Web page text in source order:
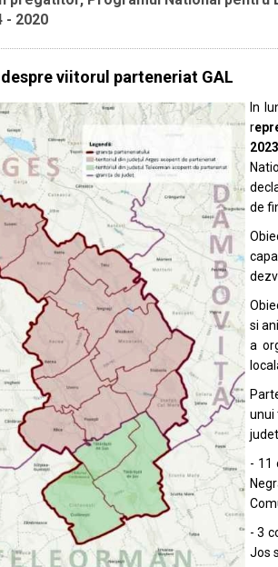
- 2020
viitorul parteneriat GAL
In
r
2023
de
si
a
unui
- 11
- 3
Jos